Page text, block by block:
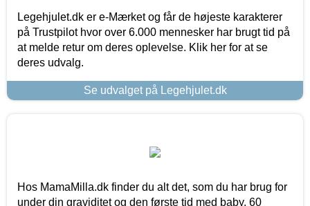
Legehjulet.dk er e-Mærket og får de højeste karakterer
på Trustpilot hvor over 6.000 mennesker har brugt tid på
at melde retur om deres oplevelse. Klik her for at se
deres udvalg.
Se udvalget på Legehjulet.dk
Hos MamaMilla.dk finder du alt det, som du har brug for
under din graviditet og den første tid med baby. 60